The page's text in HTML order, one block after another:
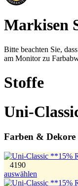
Markisen
Bitte beachten Sie,
am Monitor zu
Stoffe
Uni-
Farben & Dekore
4190
auswählen